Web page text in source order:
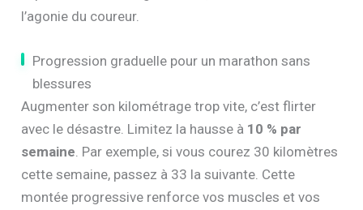
l’agonie du coureur.
Progression graduelle pour un marathon sans
blessures
Augmenter son kilométrage trop vite, c’est flirter
avec le désastre. Limitez la hausse à 10 % par
semaine . Par exemple, si vous courez 30 kilomètres
cette semaine, passez à 33 la suivante. Cette
montée progressive renforce vos muscles et vos